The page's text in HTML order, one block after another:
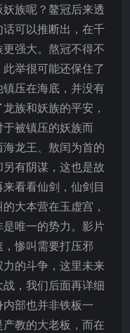
族呢？鳌冠后来透
可以推断出，在千
强大。熬冠不得不
举很可能还保住了
压在海底，并没有
族和妖族的平安，
被镇压的妖族而
龙王、敖闰为首的
有阴谋，这也是故
看看仙剑，仙剑目
大本营在玉虚宫，
唯一的势力。影片
惨叫需要打压邪
的斗争，这里未来
，我们后面再详细
部也并非铁板一
教的大老板，而在